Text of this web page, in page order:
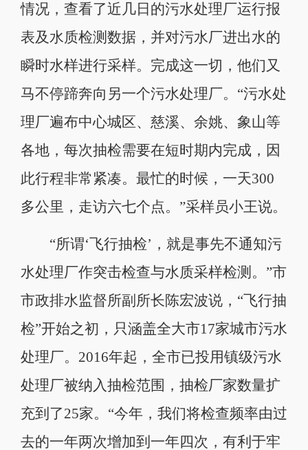
情况，查看了近几日的污水处理厂运行报
表及水质检测数据，并对污水厂进出水的
瞬时水样进行采样。完成这一切，他们又
马不停蹄奔向另一个污水处理厂。“污水处
理厂遍布中心城区、慈溪、余姚、象山等
各地，每次抽检需要在短时期内完成，因
此行程非常紧凑。最忙的时候，一天300
多公里，走访六七个点。”采样员小王说。
“所谓‘飞行抽检’，就是事先不通知污
水处理厂作突击检查与水质采样检测。”市
市政排水监督所副所长陈宏波说，“飞行抽
检”开始之初，只涵盖全大市17家城市污水
处理厂。2016年起，全市已投用镇级污水
处理厂被纳入抽检范围，抽检厂家数量扩
充到了25家。“今年，我们将检查频率由过
去的一年两次增加到一年四次，有利于牢